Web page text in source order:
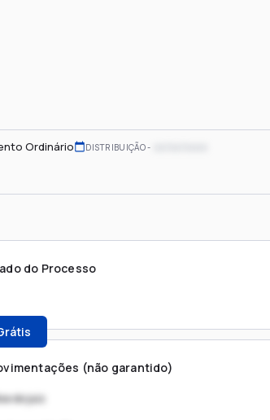
Ordinário DISTRIBUIÇÃO
do Processo
(não garantido)
do juiz